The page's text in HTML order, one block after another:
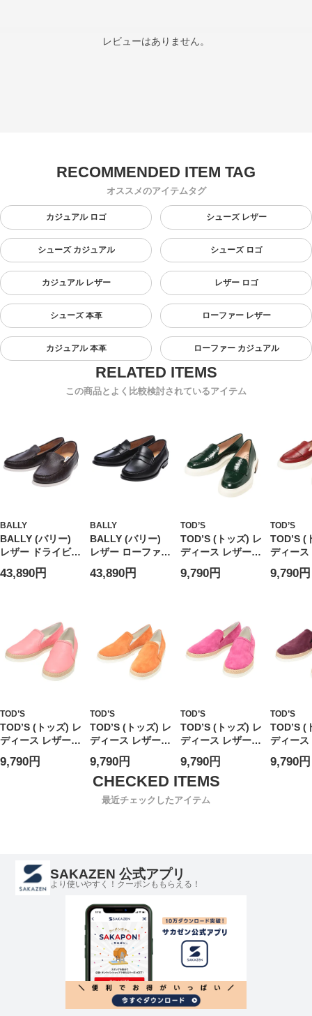
レビューはありません。
オススメのアイテムタグ
カジュアル ロゴ シューズ レザー
シューズ カジュアル シューズ ロゴ
カジュアル レザー レザー ロゴ
シューズ 本革 ローファー レザー
カジュアル 本革 ローファー カジュアル
この商品とよく比較検討されているアイテム
BALLY
BALLY (バリー)
レザー ドライビン
グシューズ 本革
BALLYNADIMD
43,890円
BALLY
BALLY (バリー)
レザー ローファー
BALLYONYXU901
43,890円
TOD’S
TOD’S (トッズ) レ
ディース レザーシ
ューズ レザー ラ
ウンドトゥ 厚底ヒ
9,790円
TOD’S
TOD’S (
ディー
ューズ
ウンド
9,790円
TOD’S
TOD’S (トッズ) レ
ディース レザーシ
ューズ レザー ラ
フィア切替 ラウン
9,790円
TOD’S
TOD’S (トッズ) レ
ディース レザーシ
ューズ スエード
ラフィア切替 ラウ
ンドトゥ スリッポ
TDLW0TVJ97ZH
9,790円
TOD’S
TOD’S (トッズ) レ
ディース レザーシ
ューズ スエード
ラフィア切替 ラウ
ンドトゥ スリッポ
ン
TDLW0TVJ97ZH
9,790円
TOD’S
TOD’S (
ディー
ューズ
ラフィ
9,790円
最近チェックしたアイテム
SAKAZEN 公式アプリ
より使いやすく！クーポンももらえる！